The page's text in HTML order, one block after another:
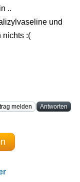
..
und
nichts :(
melden Antworten